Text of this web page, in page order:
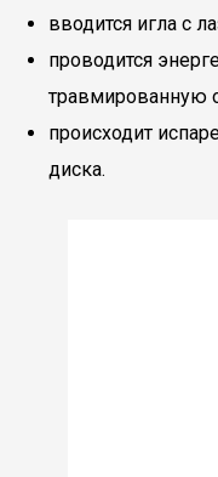
вводится игла с
проводится
травмированную
происходит
диска.